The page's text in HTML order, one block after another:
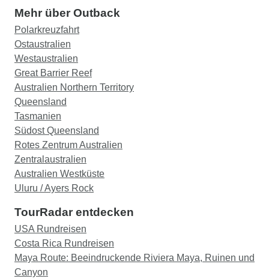
Mehr über Outback
Polarkreuzfahrt
Ostaustralien
Westaustralien
Great Barrier Reef
Australien Northern Territory
Queensland
Tasmanien
Südost Queensland
Rotes Zentrum Australien
Zentralaustralien
Australien Westküste
Uluru / Ayers Rock
TourRadar entdecken
USA Rundreisen
Costa Rica Rundreisen
Maya Route: Beeindruckende Riviera Maya, Ruinen und
Canyon